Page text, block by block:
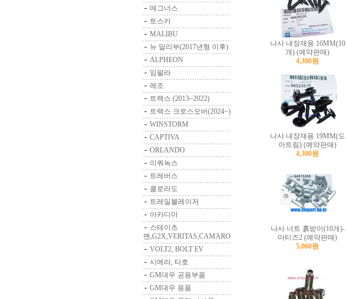
매그너스
토스카
MALIBU
뉴 말리부(2017년형 이후)
ALPHEON
임팔라
레조
트랙스 (2013~2022)
트랙스 크로스오버(2024~)
WINSTORM
CAPTIVA
ORLANDO
이쿼녹스
트레버스
콜로라도
트레일블레이저
아카디아
스테이츠
맨,G2X,VERITAS,CAMARO
VOLT2, BOLT EV
시에라, 타호
GM대우 공용부품
GM대우 용품
나사 내장재용 16MM(10
개) (예약판매)
4,300원
나사 내장재용 19MM(도
아트림) (예약판매)
4,300원
나사 너트 흙받이(10개)-
마티즈2 (예약판매)
5,060원